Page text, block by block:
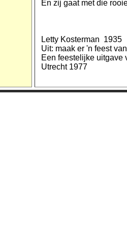
En zij gaat met die
Letty Kosterman 1935
Uit: maak er 'n feest
Een feestelijke uitgave
Utrecht 1977